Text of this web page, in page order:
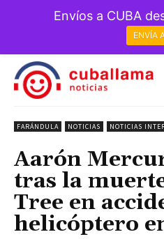
FARÁNDULA NOTICIAS NOTICIAS
Aarón
tras la
Tree en
helicóptero
Envíos a CUBA
ENVÍA